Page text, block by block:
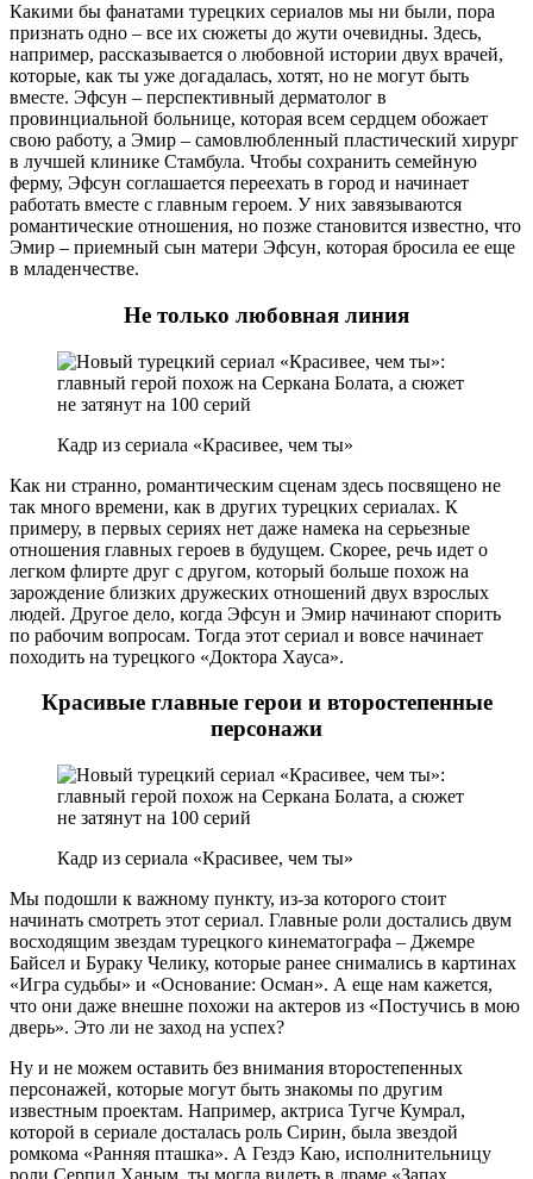
Какими бы фанатами турецких сериалов мы ни были, пора
признать одно – все их сюжеты до жути очевидны. Здесь,
например, рассказывается о любовной истории двух врачей,
которые, как ты уже догадалась, хотят, но не могут быть
вместе. Эфсун – перспективный дерматолог в
провинциальной больнице, которая всем сердцем обожает
свою работу, а Эмир – самовлюбленный пластический хирург
в лучшей клинике Стамбула. Чтобы сохранить семейную
ферму, Эфсун соглашается переехать в город и начинает
работать вместе с главным героем. У них завязываются
романтические отношения, но позже становится известно, что
Эмир – приемный сын матери Эфсун, которая бросила ее еще
в младенчестве.
Не только любовная линия
Кадр из сериала «Красивее, чем ты»
Как ни странно, романтическим сценам здесь посвящено не
так много времени, как в других турецких сериалах. К
примеру, в первых сериях нет даже намека на серьезные
отношения главных героев в будущем. Скорее, речь идет о
легком флирте друг с другом, который больше похож на
зарождение близких дружеских отношений двух взрослых
людей. Другое дело, когда Эфсун и Эмир начинают спорить
по рабочим вопросам. Тогда этот сериал и вовсе начинает
походить на турецкого «Доктора Хауса».
Красивые главные герои и второстепенные
персонажи
Кадр из сериала «Красивее, чем ты»
Мы подошли к важному пункту, из-за которого стоит
начинать смотреть этот сериал. Главные роли достались двум
восходящим звездам турецкого кинематографа – Джемре
Байсел и Бураку Челику, которые ранее снимались в картинах
«Игра судьбы» и «Основание: Осман». А еще нам кажется,
что они даже внешне похожи на актеров из «Постучись в мою
дверь». Это ли не заход на успех?
Ну и не можем оставить без внимания второстепенных
персонажей, которые могут быть знакомы по другим
известным проектам. Например, актриса Тугче Кумрал,
которой в сериале досталась роль Сирин, была звездой
ромкома «Ранняя пташка». А Гездэ Каю, исполнительницу